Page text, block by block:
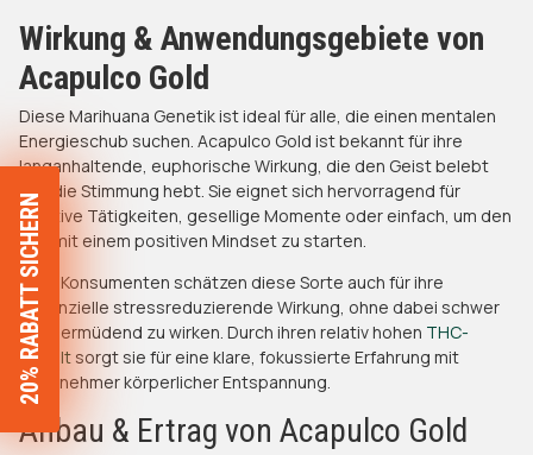
Wirkung & Anwendungsgebiete von
Acapulco Gold
Diese Marihuana Genetik ist ideal für alle, die einen mentalen
Energieschub suchen. Acapulco Gold ist bekannt für ihre
langanhaltende, euphorische Wirkung, die den Geist belebt
und die Stimmung hebt. Sie eignet sich hervorragend für
kreative Tätigkeiten, gesellige Momente oder einfach, um den
Tag mit einem positiven Mindset zu starten.
Viele Konsumenten schätzen diese Sorte auch für ihre
potenzielle stressreduzierende Wirkung, ohne dabei schwer
oder ermüdend zu wirken. Durch ihren relativ hohen THC-
Gehalt sorgt sie für eine klare, fokussierte Erfahrung mit
angenehmer körperlicher Entspannung.
Anbau & Ertrag von Acapulco Gold
20% RABATT SICHERN